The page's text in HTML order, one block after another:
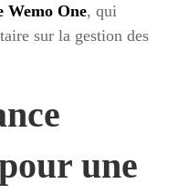
Wemo One, qui
sur la gestion des
une